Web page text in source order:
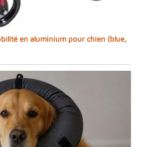
en aluminium pour chien (blue,